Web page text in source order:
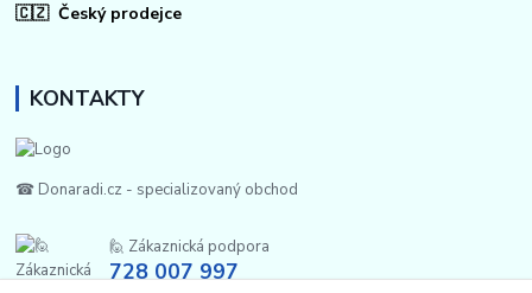
🇨🇿 Český prodejce
KONTAKTY
☎ Donaradi.cz - specializovaný obchod
🙋 Zákaznická podpora
728 007 997